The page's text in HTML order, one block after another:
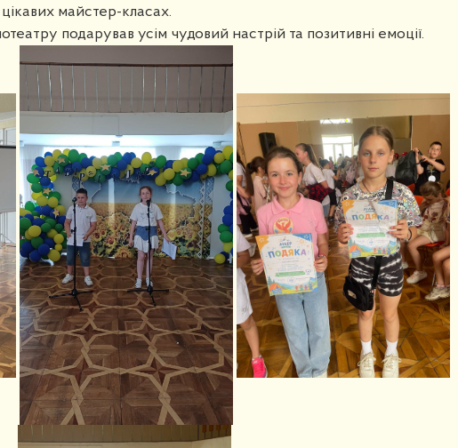
майстер-класах.
подарував усім чудовий настрій та позитивні емоції.